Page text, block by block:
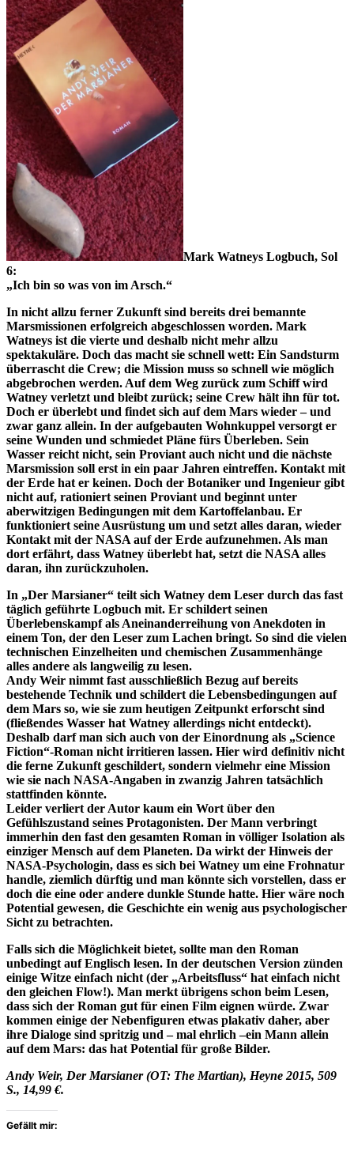
Mark Watneys Logbuch, Sol
6:
„Ich bin so was von im Arsch.“
In nicht allzu ferner Zukunft sind bereits drei bemannte
Marsmissionen erfolgreich abgeschlossen worden. Mark
Watneys ist die vierte und deshalb nicht mehr allzu
spektakuläre. Doch das macht sie schnell wett: Ein Sandsturm
überrascht die Crew; die Mission muss so schnell wie möglich
abgebrochen werden. Auf dem Weg zurück zum Schiff wird
Watney verletzt und bleibt zurück; seine Crew hält ihn für tot.
Doch er überlebt und findet sich auf dem Mars wieder – und
zwar ganz allein. In der aufgebauten Wohnkuppel versorgt er
seine Wunden und schmiedet Pläne fürs Überleben. Sein
Wasser reicht nicht, sein Proviant auch nicht und die nächste
Marsmission soll erst in ein paar Jahren eintreffen. Kontakt mit
der Erde hat er keinen. Doch der Botaniker und Ingenieur gibt
nicht auf, rationiert seinen Proviant und beginnt unter
aberwitzigen Bedingungen mit dem Kartoffelanbau. Er
funktioniert seine Ausrüstung um und setzt alles daran, wieder
Kontakt mit der NASA auf der Erde aufzunehmen. Als man
dort erfährt, dass Watney überlebt hat, setzt die NASA alles
daran, ihn zurückzuholen.
In „Der Marsianer“ teilt sich Watney dem Leser durch das fast
täglich geführte Logbuch mit. Er schildert seinen
Überlebenskampf als Aneinanderreihung von Anekdoten in
einem Ton, der den Leser zum Lachen bringt. So sind die vielen
technischen Einzelheiten und chemischen Zusammenhänge
alles andere als langweilig zu lesen.
Andy Weir nimmt fast ausschließlich Bezug auf bereits
bestehende Technik und schildert die Lebensbedingungen auf
dem Mars so, wie sie zum heutigen Zeitpunkt erforscht sind
(fließendes Wasser hat Watney allerdings nicht entdeckt).
Deshalb darf man sich auch von der Einordnung als „Science
Fiction“-Roman nicht irritieren lassen. Hier wird definitiv nicht
die ferne Zukunft geschildert, sondern vielmehr eine Mission
wie sie nach NASA-Angaben in zwanzig Jahren tatsächlich
stattfinden könnte.
Leider verliert der Autor kaum ein Wort über den
Gefühlszustand seines Protagonisten. Der Mann verbringt
immerhin den fast den gesamten Roman in völliger Isolation als
einziger Mensch auf dem Planeten. Da wirkt der Hinweis der
NASA-Psychologin, dass es sich bei Watney um eine Frohnatur
handle, ziemlich dürftig und man könnte sich vorstellen, dass er
doch die eine oder andere dunkle Stunde hatte. Hier wäre noch
Potential gewesen, die Geschichte ein wenig aus psychologischer
Sicht zu betrachten.
Falls sich die Möglichkeit bietet, sollte man den Roman
unbedingt auf Englisch lesen. In der deutschen Version zünden
einige Witze einfach nicht (der „Arbeitsfluss“ hat einfach nicht
den gleichen Flow!). Man merkt übrigens schon beim Lesen,
dass sich der Roman gut für einen Film eignen würde. Zwar
kommen einige der Nebenfiguren etwas plakativ daher, aber
ihre Dialoge sind spritzig und – mal ehrlich –ein Mann allein
auf dem Mars: das hat Potential für große Bilder.
Andy Weir, Der Marsianer (OT: The Martian), Heyne 2015, 509
S., 14,99 €.
Gefällt mir: